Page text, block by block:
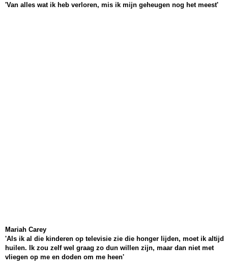
'Van alles wat ik heb verloren, mis ik mijn geheugen nog het meest'
Mariah Carey
'Als ik al die kinderen op televisie zie die honger lijden, moet ik altijd
huilen. Ik zou zelf wel graag zo dun willen zijn, maar dan niet met
vliegen op me en doden om me heen'